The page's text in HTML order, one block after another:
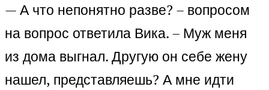
— А что непонятно разве? – вопросом
на вопрос ответила Вика. – Муж меня
из дома выгнал. Другую он себе жену
нашел, представляешь? А мне идти